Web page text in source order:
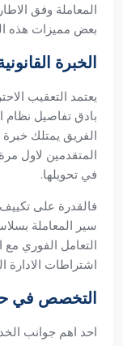
المعاملة وفق
بعض مميزات هذه
الخبرة
يعتمد التعقيب
بادق تفاصيل نظام
الفريق يمتلك
المتقدمين لاول
في تحويلها.
فالقدرة على
سير المعاملة
التعامل الفوري
اشتراطات الادارة
التخصص في
احد اهم جوانب